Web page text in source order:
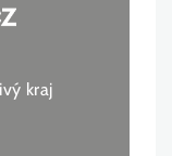
kraj